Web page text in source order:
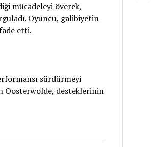
mücadeleyi överek,
Oyuncu, galibiyetin
etti.
sürdürmeyi
Oosterwolde, desteklerinin